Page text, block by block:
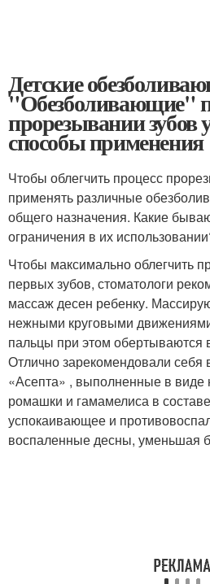
Детские
"Обезболивающие"
прорезывании зубов
способы применения
Чтобы облегчить процесс
применять различные
общего назначения. Какие
ограничения в их
Чтобы максимально облегчить
первых зубов, стоматологи
массаж десен ребенку.
нежными круговыми
пальцы при этом обертываются
Отлично зарекомендовали себя
«Асепта» , выполненные в виде
ромашки и гамамелиса в
успокаивающее и
воспаленные десны, уменьшая